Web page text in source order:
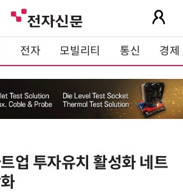
전자 모빌리티 통신 경제
업 투자유치 활성화 네트